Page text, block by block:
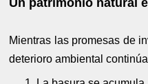
Un patrimonio natural
Mientras las promesas de
deterioro ambiental